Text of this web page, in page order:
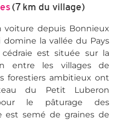
(7 km du village)
voiture depuis Bonnieux
la vallée du Pays
est située sur la
entre les villages de
forestiers ambitieux ont
du Petit Luberon
le pâturage des
est semé de graines de